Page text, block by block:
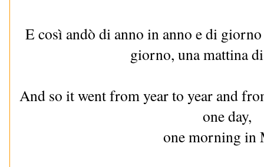
E così andò di anno in anno e di
giorno, una mattina
And so it went from year to year and
one day,
one morning in